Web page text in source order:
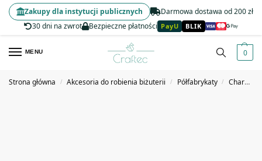
Darmowa dostawa od 200 zł
30 dni na zwrot
Bezpieczne płatności PayU BLIK
Zakupy dla instytucji publicznych
MENU 0
Strona główna / Akcesoria do robienia biżuterii / Półfabrykaty / Charmsy, zawieszki